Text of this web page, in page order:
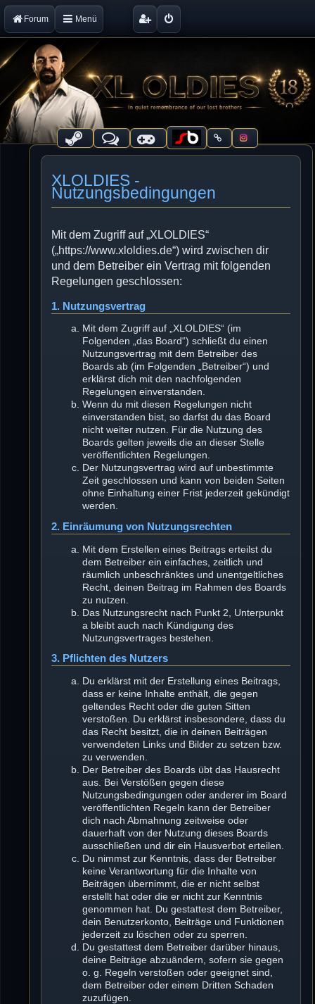
Forum Menü
XLOLDIES -
Nutzungsbedingungen
Mit dem Zugriff auf „XLOLDIES“
(„https://www.xloldies.de“) wird zwischen dir
und dem Betreiber ein Vertrag mit folgenden
Regelungen geschlossen:
1. Nutzungsvertrag
Mit dem Zugriff auf „XLOLDIES“ (im
Folgenden „das Board“) schließt du einen
Nutzungsvertrag mit dem Betreiber des
Boards ab (im Folgenden „Betreiber“) und
erklärst dich mit den nachfolgenden
Regelungen einverstanden.
Wenn du mit diesen Regelungen nicht
einverstanden bist, so darfst du das Board
nicht weiter nutzen. Für die Nutzung des
Boards gelten jeweils die an dieser Stelle
veröffentlichten Regelungen.
Der Nutzungsvertrag wird auf unbestimmte
Zeit geschlossen und kann von beiden Seiten
ohne Einhaltung einer Frist jederzeit gekündigt
werden.
2. Einräumung von Nutzungsrechten
Mit dem Erstellen eines Beitrags erteilst du
dem Betreiber ein einfaches, zeitlich und
räumlich unbeschränktes und unentgeltliches
Recht, deinen Beitrag im Rahmen des Boards
zu nutzen.
Das Nutzungsrecht nach Punkt 2, Unterpunkt
a bleibt auch nach Kündigung des
Nutzungsvertrages bestehen.
3. Pflichten des Nutzers
Du erklärst mit der Erstellung eines Beitrags,
dass er keine Inhalte enthält, die gegen
geltendes Recht oder die guten Sitten
verstoßen. Du erklärst insbesondere, dass du
das Recht besitzt, die in deinen Beiträgen
verwendeten Links und Bilder zu setzen bzw.
zu verwenden.
Der Betreiber des Boards übt das Hausrecht
aus. Bei Verstößen gegen diese
Nutzungsbedingungen oder anderer im Board
veröffentlichten Regeln kann der Betreiber
dich nach Abmahnung zeitweise oder
dauerhaft von der Nutzung dieses Boards
ausschließen und dir ein Hausverbot erteilen.
Du nimmst zur Kenntnis, dass der Betreiber
keine Verantwortung für die Inhalte von
Beiträgen übernimmt, die er nicht selbst
erstellt hat oder die er nicht zur Kenntnis
genommen hat. Du gestattest dem Betreiber,
dein Benutzerkonto, Beiträge und Funktionen
jederzeit zu löschen oder zu sperren.
Du gestattest dem Betreiber darüber hinaus,
deine Beiträge abzuändern, sofern sie gegen
o. g. Regeln verstoßen oder geeignet sind,
dem Betreiber oder einem Dritten Schaden
zuzufügen.